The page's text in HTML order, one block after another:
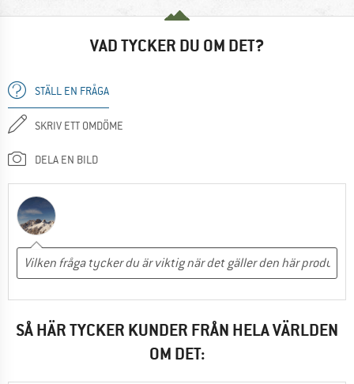
VAD TYCKER DU OM DET?
STÄLL EN FRÅGA
SKRIV ETT OMDÖME
DELA EN BILD
SÅ HÄR TYCKER KUNDER FRÅN HELA VÄRLDEN
OM DET: